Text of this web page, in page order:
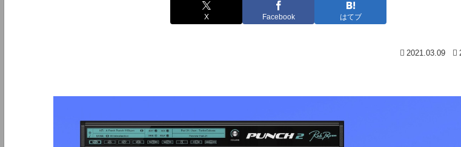
X Facebook はてブ
2021.03.09